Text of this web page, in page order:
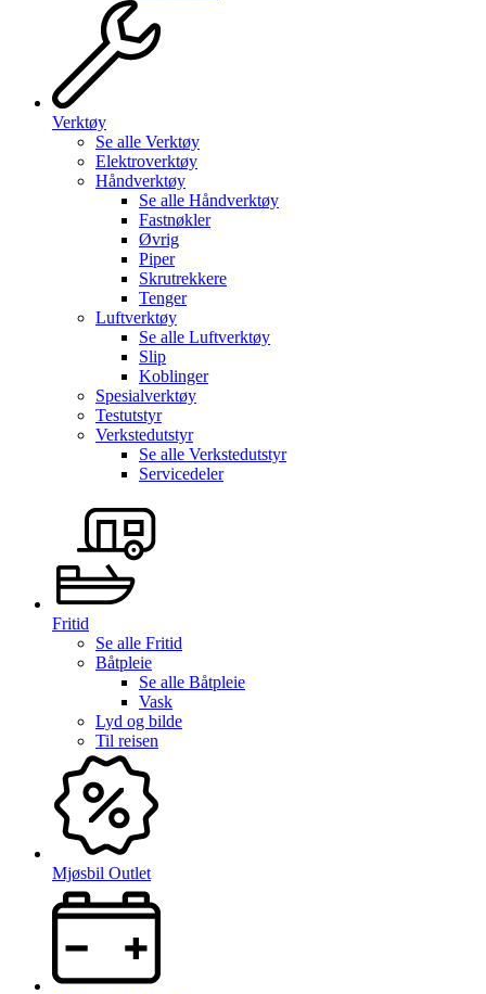
Verktøy
Se alle Verktøy
Elektroverktøy
Håndverktøy
Se alle Håndverktøy
Fastnøkler
Øvrig
Piper
Skrutrekkere
Tenger
Luftverktøy
Se alle Luftverktøy
Slip
Koblinger
Spesialverktøy
Testutstyr
Verkstedutstyr
Se alle Verkstedutstyr
Servicedeler
Fritid
Se alle Fritid
Båtpleie
Se alle Båtpleie
Vask
Lyd og bilde
Til reisen
Mjøsbil Outlet